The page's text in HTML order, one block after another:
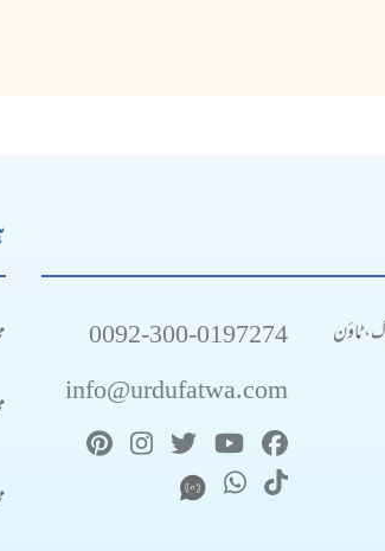
ٹاؤن
0092-300-0197274
info@urdufatwa.com